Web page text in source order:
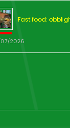
Fast food:
2026